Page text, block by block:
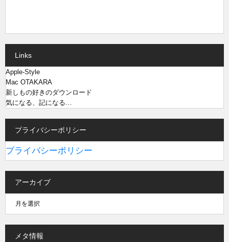
Links
Apple-Style
Mac OTAKARA
新しもの好きのダウンロード
気になる、記になる…
プライバシーポリシー
プライバシーポリシー
アーカイブ
メタ情報